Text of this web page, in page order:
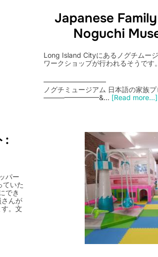
Japanese
Noguchi
Long Island Cityにあるノグチムー
ワークショップが行われるそうです。
—————————
ノグチミュージアム 日本語の家族プ
————————&… [Read more...]
:
パー
ていた
でき
んが
。文